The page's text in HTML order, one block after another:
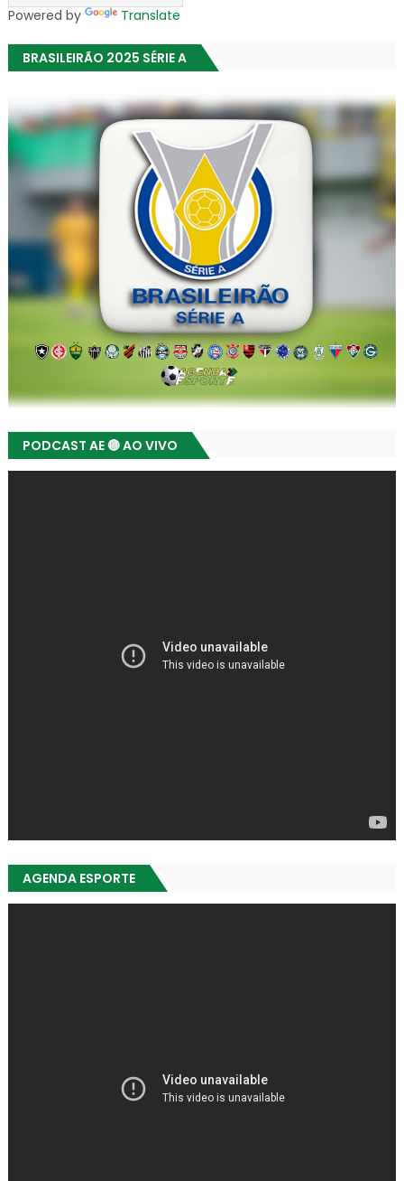
Powered by Translate
BRASILEIRÃO 2025 SÉRIE A
PODCAST AE 🔴 AO VIVO
AGENDA ESPORTE